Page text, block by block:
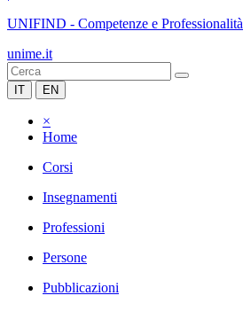
UNIFIND - Competenze e Professionalità
unime.it
IT EN
×
Home
Corsi
Insegnamenti
Professioni
Persone
Pubblicazioni